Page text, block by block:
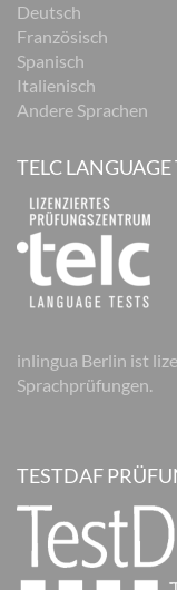
Deutsch
Französisch
Spanisch
Italienisch
Andere Sprachen
TELC LANGUAGE
inlingua Berlin ist
Sprachprüfungen.
TESTDAF